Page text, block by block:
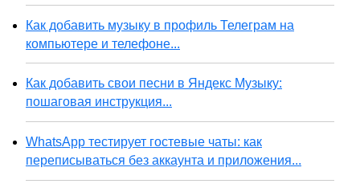
Как добавить музыку в профиль Телеграм на
компьютере и телефоне...
Как добавить свои песни в Яндекс Музыку:
пошаговая инструкция...
WhatsApp тестирует гостевые чаты: как
переписываться без аккаунта и приложения...